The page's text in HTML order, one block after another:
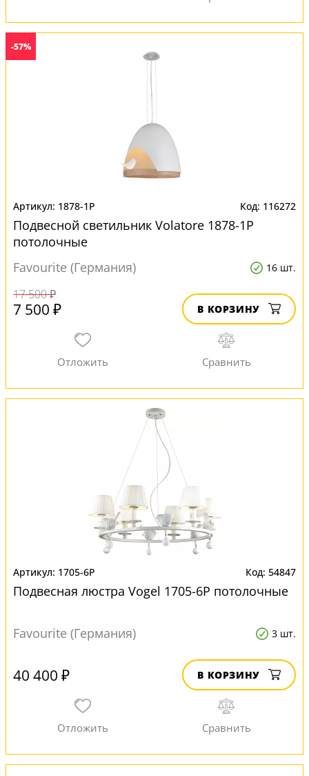
-57%
1878-1P 116272
Подвесной светильник Volatore 1878-1P
потолочные
Favourite (Германия)
16 шт.
17 500 ₽
7 500 ₽ В КОРЗИНУ
1705-6P 54847
Подвесная люстра Vogel 1705-6P потолочные
Favourite (Германия) 3 шт.
40 400 ₽ В КОРЗИНУ